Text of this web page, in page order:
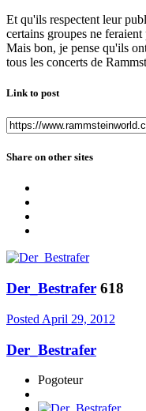
Et qu'ils respectent leur
certains groupes ne
Mais bon, je pense qu'ils
tous les concerts de
Link to post
Share on other sites
Der_Bestrafer 618
Posted April 29, 2012
Der_Bestrafer
Pogoteur